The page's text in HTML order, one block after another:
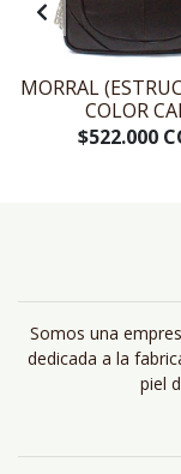
MORRAL
COLOR
$522.000
Somos una
dedicada a la
piel